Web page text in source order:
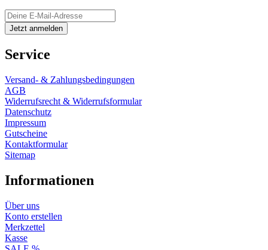
Service
Versand- & Zahlungsbedingungen
AGB
Widerrufsrecht & Widerrufsformular
Datenschutz
Impressum
Gutscheine
Kontaktformular
Sitemap
Informationen
Über uns
Konto erstellen
Merkzettel
Kasse